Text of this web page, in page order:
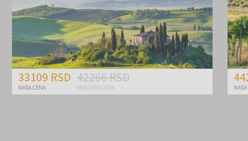
33109 RSD
NAŠA CENA
42266 RSD
REDOVNA CENA